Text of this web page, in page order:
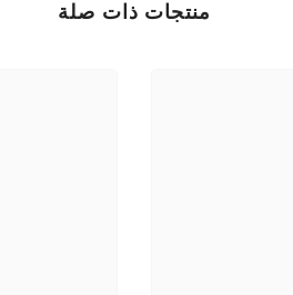
منتجات ذات صلة